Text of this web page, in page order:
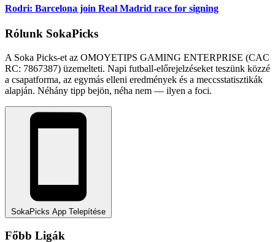
Rodri: Barcelona join Real Madrid race for signing
Rólunk SokaPicks
A Soka Picks-et az OMOYETIPS GAMING ENTERPRISE (CAC
RC: 7867387) üzemelteti. Napi futball-előrejelzéseket teszünk közzé
a csapatforma, az egymás elleni eredmények és a meccsstatisztikák
alapján. Néhány tipp bejön, néha nem — ilyen a foci.
SokaPicks App Telepítése
Főbb Ligák